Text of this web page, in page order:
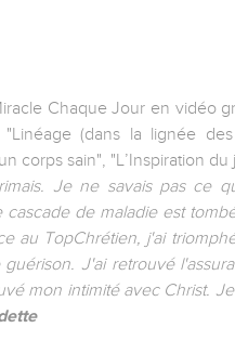
Chaque Jour en vidéo
(dans la lignée
corps sain", "L’Inspiration du
Je ne savais pas ce
de maladie est
au TopChrétien, j'ai
J'ai retrouvé
mon intimité avec Christ.